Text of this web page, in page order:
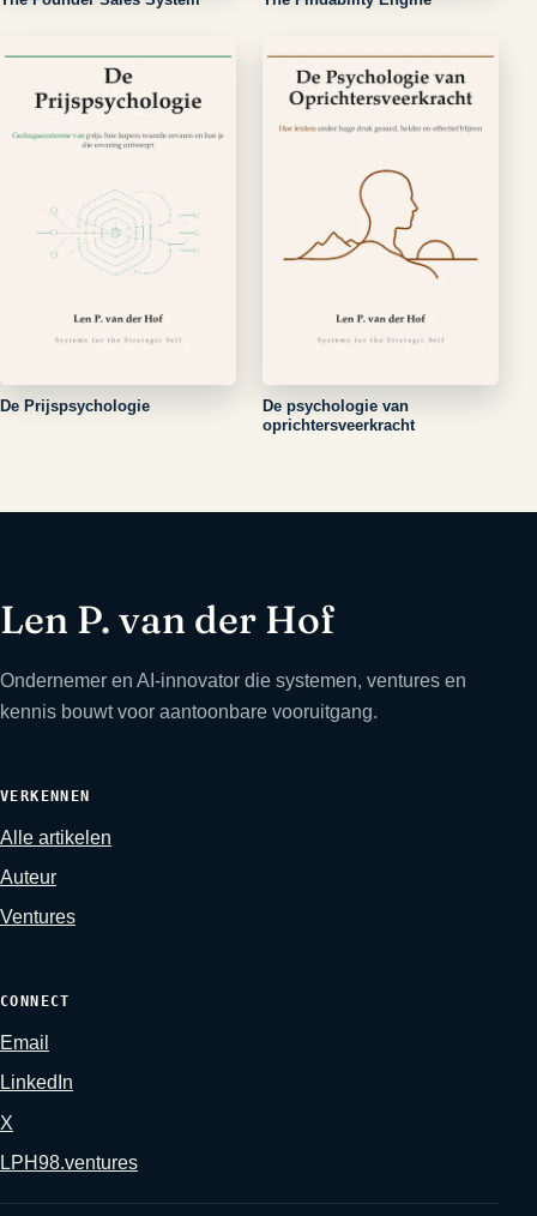
De Prijspsychologie
De psychologie van
oprichtersveerkracht
Len P. van der Hof
Ondernemer en AI-innovator die systemen, ventures en
kennis bouwt voor aantoonbare vooruitgang.
VERKENNEN
Alle artikelen
Auteur
Ventures
CONNECT
Email
LinkedIn
X
LPH98.ventures